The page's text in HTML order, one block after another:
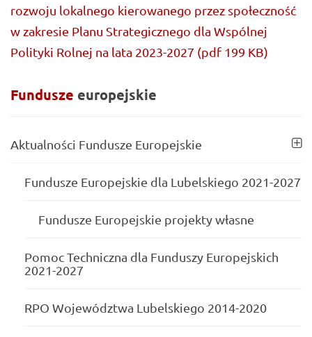
rozwoju lokalnego kierowanego przez społeczność
w zakresie Planu Strategicznego dla Wspólnej
Polityki Rolnej na lata 2023-2027 (pdf 199 KB)
Fundusze europejskie
Aktualności Fundusze Europejskie
Fundusze Europejskie dla Lubelskiego 2021-2027
Fundusze Europejskie projekty własne
Pomoc Techniczna dla Funduszy Europejskich
2021-2027
RPO Województwa Lubelskiego 2014-2020